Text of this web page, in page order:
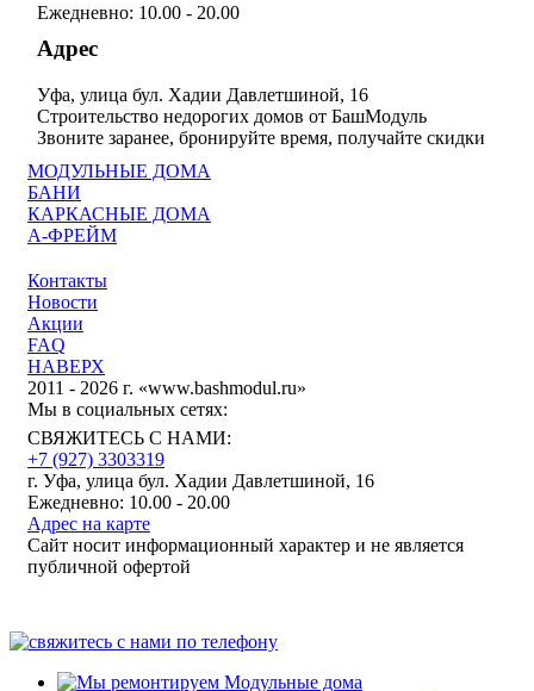
Ежедневно: 10.00 - 20.00
Адрес
Уфа, улица бул. Хадии Давлетшиной, 16
Строительство недорогих домов от БашМодуль
Звоните заранее, бронируйте время, получайте скидки
Контакты
Новости
Акции
FAQ
НАВЕРХ
2011 - 2026 г. «www.bashmodul.ru»
МОДУЛЬНЫЕ ДОМА
БАНИ
КАРКАСНЫЕ ДОМА
А-ФРЕЙМ
Мы в социальных сетях:
СВЯЖИТЕСЬ С НАМИ:
+7 (927) 3303319
г. Уфа, улица бул. Хадии Давлетшиной, 16
Ежедневно: 10.00 - 20.00
Адрес на карте
Сайт носит информационный характер и не является
публичной офертой